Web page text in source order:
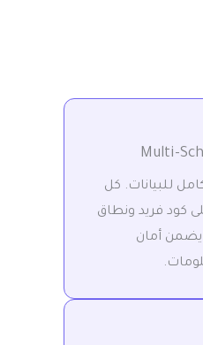
للبيانات. كل
كود فريد ونطاق
أمان